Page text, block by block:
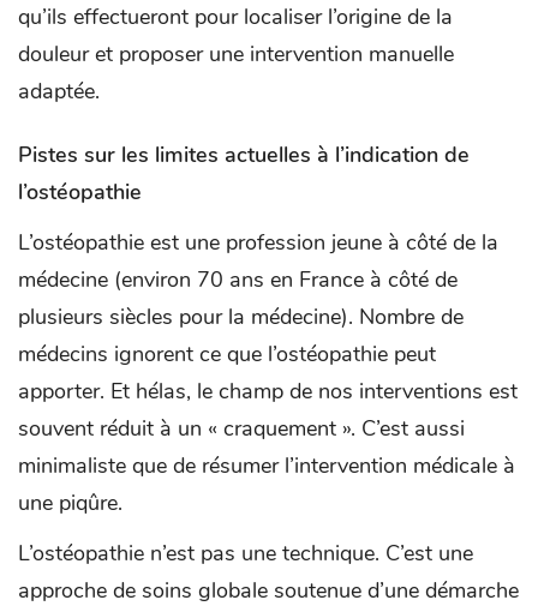
qu’ils effectueront pour localiser l’origine de la
douleur et proposer une intervention manuelle
adaptée.
Pistes sur les limites actuelles à l’indication de
l’ostéopathie
L’ostéopathie est une profession jeune à côté de la
médecine (environ 70 ans en France à côté de
plusieurs siècles pour la médecine). Nombre de
médecins ignorent ce que l’ostéopathie peut
apporter. Et hélas, le champ de nos interventions est
souvent réduit à un « craquement ». C’est aussi
minimaliste que de résumer l’intervention médicale à
une piqûre.
L’ostéopathie n’est pas une technique. C’est une
approche de soins globale soutenue d’une démarche